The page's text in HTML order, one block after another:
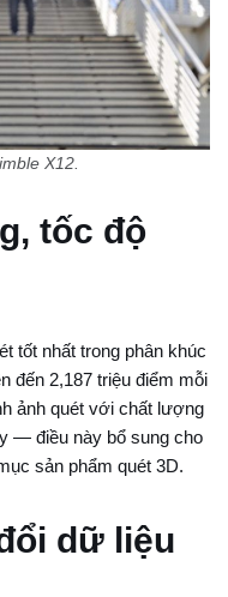
X12.
tốc độ
tốt nhất trong phân khúc
đến 2,187 triệu điểm mỗi
ảnh quét với chất lượng
— điều này bổ sung cho
sản phẩm quét 3D.
dữ liệu